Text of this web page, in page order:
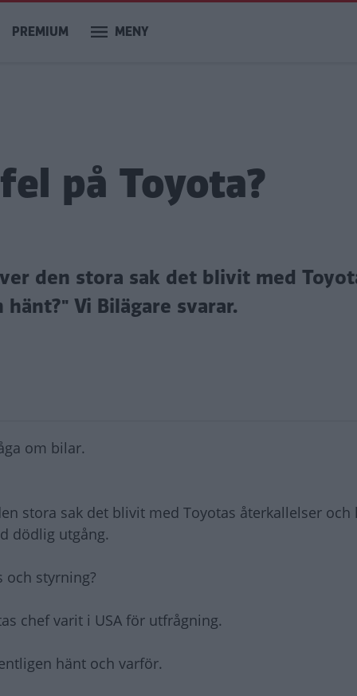
PREMIUM MENY
på Toyota?
den stora sak det blivit med
hänt?" Vi Bilägare svarar.
om bilar.
stora sak det blivit med Toyotas återkallelser och
dödlig utgång.
och styrning?
chef varit i USA för utfrågning.
hänt och varför.